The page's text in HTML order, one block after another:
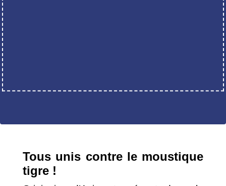
Tous unis contre le moustique
tigre !